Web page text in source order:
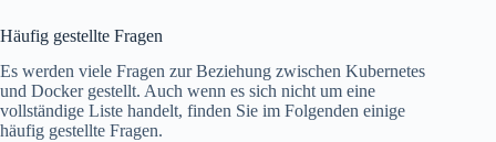
Häufig gestellte Fragen
Es werden viele Fragen zur Beziehung zwischen Kubernetes
und Docker gestellt. Auch wenn es sich nicht um eine
vollständige Liste handelt, finden Sie im Folgenden einige
häufig gestellte Fragen.